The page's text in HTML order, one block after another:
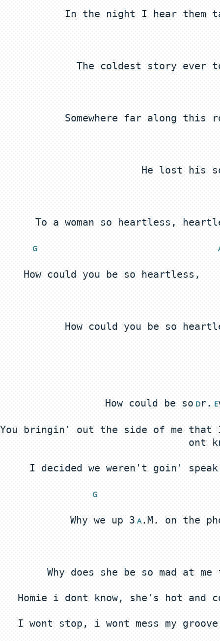
G
How could be so Dr. E
You bringin' out the side of me that
G
Why we up 3 A